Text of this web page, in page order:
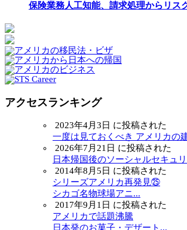
保険業務人工知能、請求処理からリス
アクセスランキング
2023年4月3日 に投稿された
一度は見ておくべき アメリカの
2026年7月21日 に投稿された
日本帰国後のソーシャルセキュ
2014年8月5日 に投稿された
シリーズアメリカ再発見㉕
シカゴ名物球場アニ...
2017年9月1日 に投稿された
アメリカで話題沸騰
日本発のお菓子・デザート...